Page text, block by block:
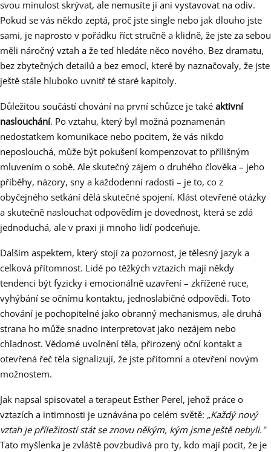
svou minulost skrývat, ale nemusíte ji ani vystavovat na odiv.
Pokud se vás někdo zeptá, proč jste single nebo jak dlouho jste
sami, je naprosto v pořádku říct stručně a klidně, že jste za sebou
měli náročný vztah a že teď hledáte něco nového. Bez dramatu,
bez zbytečných detailů a bez emocí, které by naznačovaly, že jste
ještě stále hluboko uvnitř té staré kapitoly.
Důležitou součástí chování na první schůzce je také aktivní
naslouchání. Po vztahu, který byl možná poznamenán
nedostatkem komunikace nebo pocitem, že vás nikdo
neposlouchá, může být pokušení kompenzovat to přílišným
mluvením o sobě. Ale skutečný zájem o druhého člověka – jeho
příběhy, názory, sny a každodenní radosti – je to, co z
obyčejného setkání dělá skutečné spojení. Klást otevřené otázky
a skutečně naslouchat odpovědím je dovednost, která se zdá
jednoduchá, ale v praxi ji mnoho lidí podceňuje.
Dalším aspektem, který stojí za pozornost, je tělesný jazyk a
celková přítomnost. Lidé po těžkých vztazích mají někdy
tendenci být fyzicky i emocionálně uzavření – zkřížené ruce,
vyhýbání se očnímu kontaktu, jednoslabičné odpovědi. Toto
chování je pochopitelné jako obranný mechanismus, ale druhá
strana ho může snadno interpretovat jako nezájem nebo
chladnost. Vědomé uvolnění těla, přirozený oční kontakt a
otevřená řeč těla signalizují, že jste přítomní a otevření novým
možnostem.
Jak napsal spisovatel a terapeut Esther Perel, jehož práce o
vztazích a intimnosti je uznávána po celém světě: „Každý nový
vztah je příležitostí stát se znovu někým, kým jsme ještě nebyli."
Tato myšlenka je zvláště povzbudivá pro ty, kdo mají pocit, že je